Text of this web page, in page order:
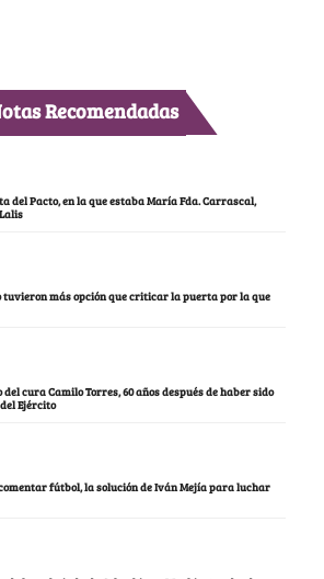
Recomendadas
del Pacto, en la que estaba María Fda. Carrascal,
tuvieron más opción que criticar la puerta por la que
cura Camilo Torres, 60 años después de haber sido
Ejército
fútbol, la solución de Iván Mejía para luchar